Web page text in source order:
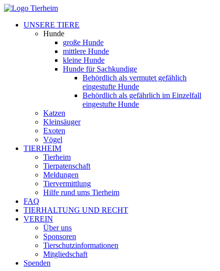
UNSERE TIERE
Hunde
große Hunde
mittlere Hunde
kleine Hunde
Hunde für Sachkundige
Behördlich als vermutet gefählich
eingestufte Hunde
Behördlich als gefährlich im Einzelfall
eingestufte Hunde
Katzen
Kleinsäuger
Exoten
Vögel
TIERHEIM
Tierheim
Tierpatenschaft
Meldungen
Tiervermittlung
Hilfe rund ums Tierheim
FAQ
TIERHALTUNG UND RECHT
VEREIN
Über uns
Sponsoren
Tierschutzinformationen
Mitgliedschaft
Spenden